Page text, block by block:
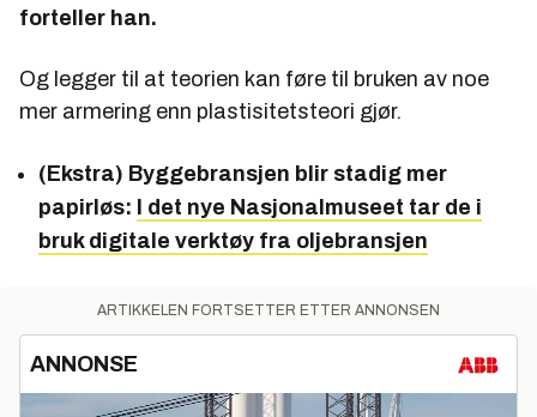
forteller han.
Og legger til at teorien kan føre til bruken av noe
mer armering enn plastisitetsteori gjør.
(Ekstra) Byggebransjen blir stadig mer
papirløs: I det nye Nasjonalmuseet tar de i
bruk digitale verktøy fra oljebransjen
ARTIKKELEN FORTSETTER ETTER ANNONSEN
ANNONSE